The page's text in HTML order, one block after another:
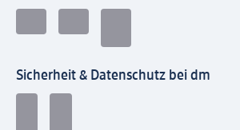
Sicherheit & Datenschutz bei dm